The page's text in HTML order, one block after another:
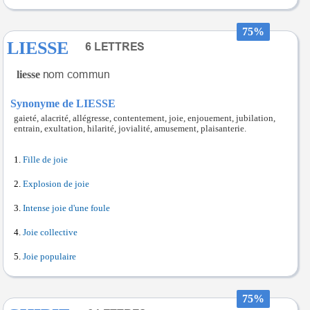
75%
LIESSE
liesse
Synonyme de LIESSE
gaieté, alacrité, allégresse, contentement, joie, enjouement, jubilation,
entrain, exultation, hilarité, jovialité, amusement, plaisanterie.
Fille de joie
Explosion de joie
Intense joie d'une foule
Joie collective
Joie populaire
75%